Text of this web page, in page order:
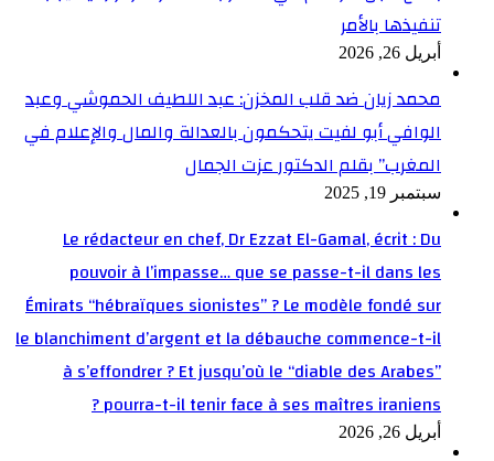
تنفيذها بالأمر
أبريل 26, 2026
محمد زيان ضد قلب المخزن: عبد اللطيف الحموشي وعبد
الوافي أبو لفيت يتحكمون بالعدالة والمال والإعلام في
المغرب” بقلم الدكتور عزت الجمال
سبتمبر 19, 2025
Le rédacteur en chef, Dr Ezzat El-Gamal, écrit : Du
pouvoir à l’impasse… que se passe-t-il dans les
Émirats “hébraïques sionistes” ? Le modèle fondé sur
le blanchiment d’argent et la débauche commence-t-il
à s’effondrer ? Et jusqu’où le “diable des Arabes”
pourra-t-il tenir face à ses maîtres iraniens ?
أبريل 26, 2026